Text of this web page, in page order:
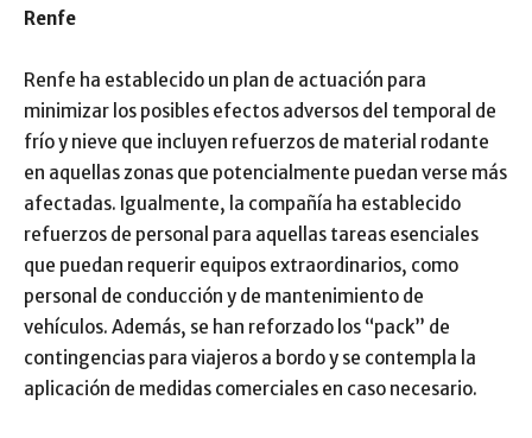
Renfe
Renfe ha establecido un plan de actuación para
minimizar los posibles efectos adversos del temporal de
frío y nieve que incluyen refuerzos de material rodante
en aquellas zonas que potencialmente puedan verse más
afectadas. Igualmente, la compañía ha establecido
refuerzos de personal para aquellas tareas esenciales
que puedan requerir equipos extraordinarios, como
personal de conducción y de mantenimiento de
vehículos. Además, se han reforzado los “pack” de
contingencias para viajeros a bordo y se contempla la
aplicación de medidas comerciales en caso necesario.